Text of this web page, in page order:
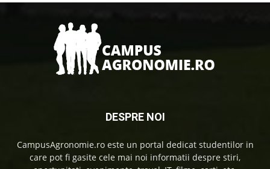
DESPRE NOI
CampusAgronomie.ro este un portal dedicat studentilor in
care pot fi gasite cele mai noi informatii despre stiri,